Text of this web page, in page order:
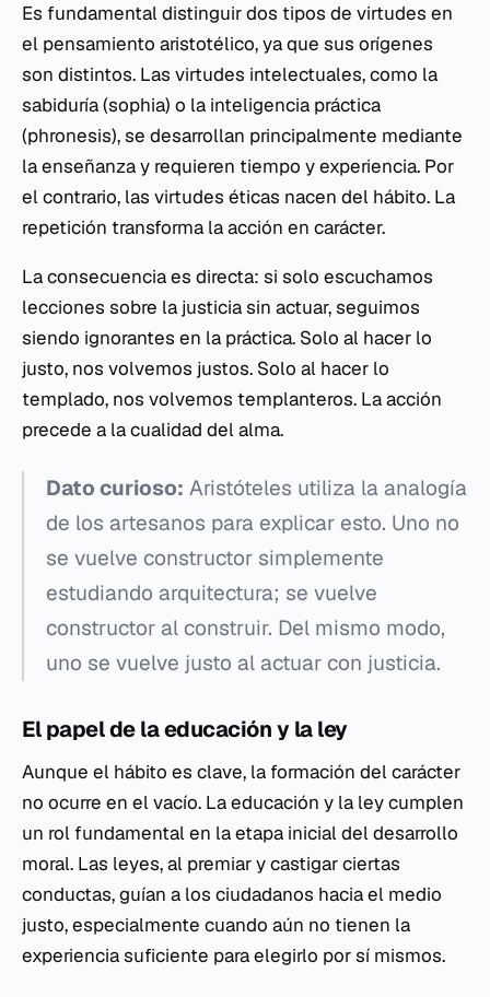
Es fundamental distinguir dos tipos de virtudes en
el pensamiento aristotélico, ya que sus orígenes
son distintos. Las virtudes intelectuales, como la
sabiduría (sophia) o la inteligencia práctica
(phronesis), se desarrollan principalmente mediante
la enseñanza y requieren tiempo y experiencia. Por
el contrario, las virtudes éticas nacen del hábito. La
repetición transforma la acción en carácter.
La consecuencia es directa: si solo escuchamos
lecciones sobre la justicia sin actuar, seguimos
siendo ignorantes en la práctica. Solo al hacer lo
justo, nos volvemos justos. Solo al hacer lo
templado, nos volvemos templanteros. La acción
precede a la cualidad del alma.
Dato curioso: Aristóteles utiliza la analogía
de los artesanos para explicar esto. Uno no
se vuelve constructor simplemente
estudiando arquitectura; se vuelve
constructor al construir. Del mismo modo,
uno se vuelve justo al actuar con justicia.
El papel de la educación y la ley
Aunque el hábito es clave, la formación del carácter
no ocurre en el vacío. La educación y la ley cumplen
un rol fundamental en la etapa inicial del desarrollo
moral. Las leyes, al premiar y castigar ciertas
conductas, guían a los ciudadanos hacia el medio
justo, especialmente cuando aún no tienen la
experiencia suficiente para elegirlo por sí mismos.